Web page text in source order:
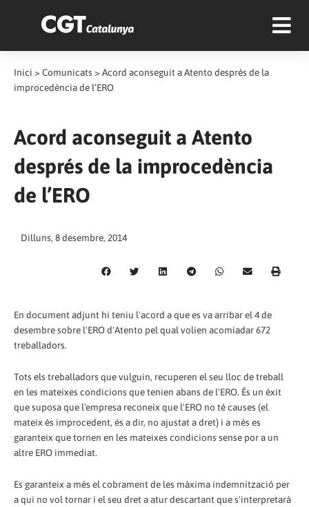
Inici > Comunicats > Acord aconseguit a Atento després de la
improcedència de l’ERO
Acord aconseguit a Atento
després de la improcedència
de l’ERO
Dilluns, 8 desembre, 2014
En document adjunt hi teniu l'acord a que es va arribar el 4 de
desembre sobre l'ERO d'Atento pel qual volien acomiadar 672
treballadors.
Tots els treballadors que vulguin, recuperen el seu lloc de treball
en les mateixes condicions que tenien abans de l'ERO. És un èxit
que suposa que l'empresa reconeix que l'ERO no té causes (el
mateix és improcedent, és a dir, no ajustat a dret) i a més es
garanteix que tornen en les mateixes condicions sense por a un
altre ERO immediat.
Es garanteix a més el cobrament de les màxima indemnització per
a qui no vol tornar i el seu dret a atur descartant que s'interpretarà